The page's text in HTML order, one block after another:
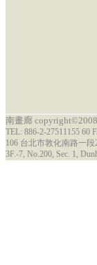
南畫廊
TEL: 886-2-27511155 60
106 台北市敦化南路一段
3F.-7, No.200, Sec. 1,